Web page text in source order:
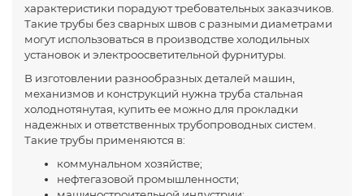
характеристики порадуют требовательных заказчиков.
Такие трубы без сварных швов с разными диаметрами
могут использоваться в производстве холодильных
установок и электроосветительной фурнитуры.
В изготовлении разнообразных деталей машин,
механизмов и конструкций нужна труба стальная
холоднотянутая, купить ее можно для прокладки
надежных и ответственных трубопроводных систем.
Такие трубы применяются в:
коммунальном хозяйстве;
нефтегазовой промышленности;